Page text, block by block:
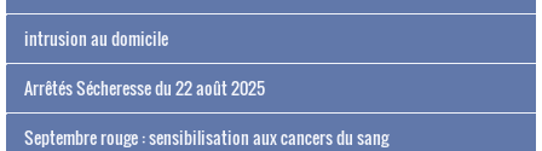
intrusion au domicile
Arrêtés Sécheresse du 22 août 2025
Septembre rouge : sensibilisation aux cancers du sang